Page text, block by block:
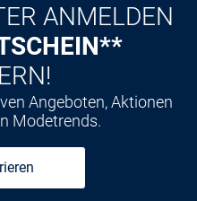
ANMELDEN
Angeboten, Aktionen
Modetrends.